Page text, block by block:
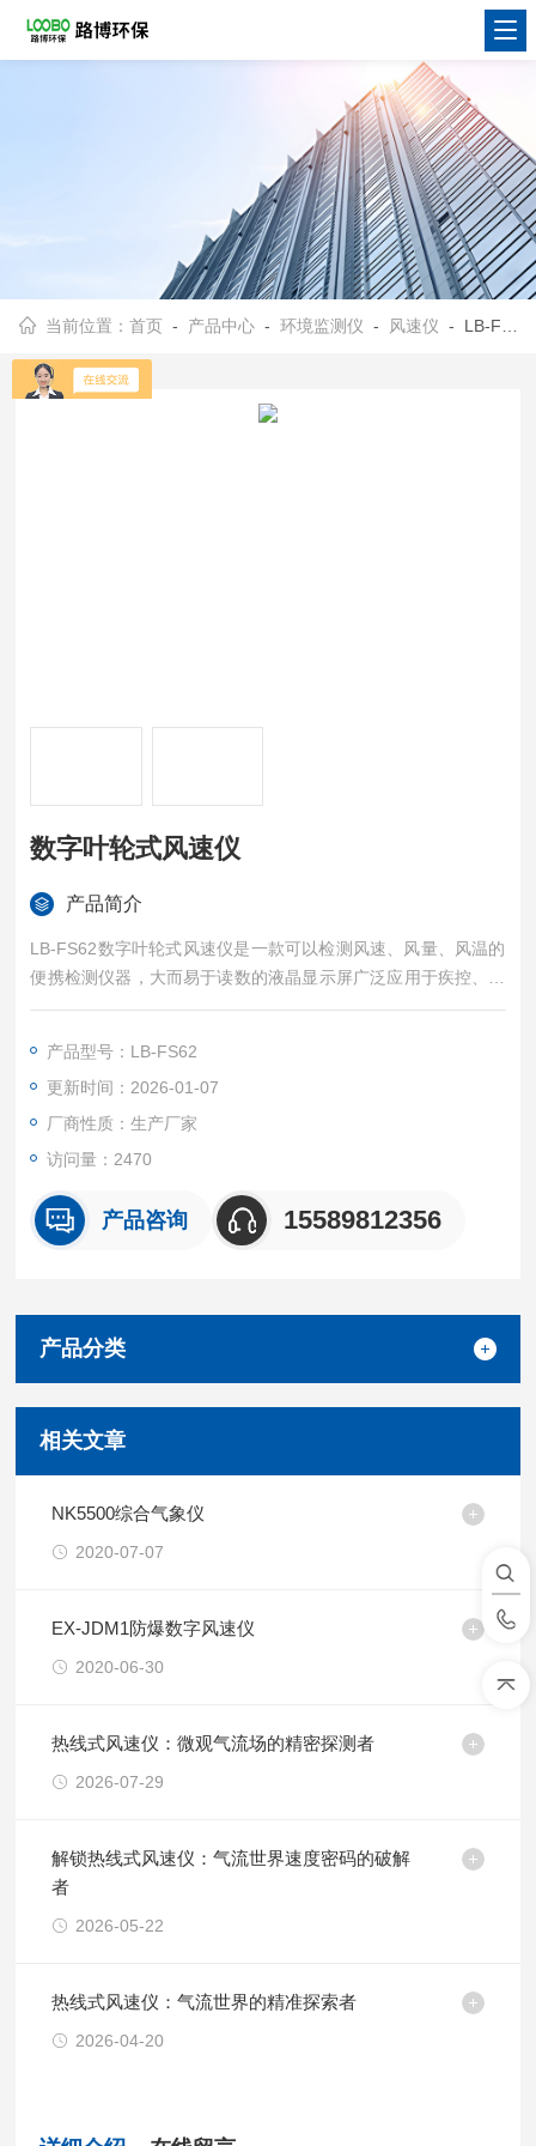
当前位置：首页 - 产品中心 -环境监测仪 - 风速仪 - LB-FS62数字叶轮式风速仪
数字叶轮式风速仪
产品简介
LB-FS62数字叶轮式风速仪是一款可以检测风速、风量、风温的
便携检测仪器，大而易于读数的液晶显示屏广泛应用于疾控、卫
生、环境检测、化工、空调等行业。
产品型号：LB-FS62
更新时间：2026-01-07
厂商性质：生产厂家
访问量：2470
产品咨询 15589812356
产品分类
相关文章
NK5500综合气象仪
2020-07-07
EX-JDM1防爆数字风速仪
2020-06-30
热线式风速仪：微观气流场的精密探测者
2026-07-29
解锁热线式风速仪：气流世界速度密码的破解
者
2026-05-22
热线式风速仪：气流世界的精准探索者
2026-04-20